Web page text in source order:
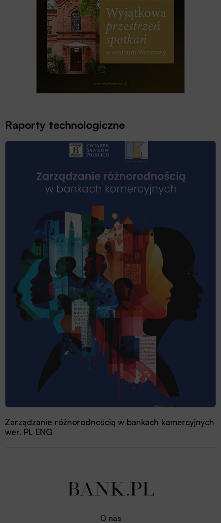
Raporty technologiczne
Zarządzanie różnorodnością w bankach komercyjnych
wer. PL ENG
O nas